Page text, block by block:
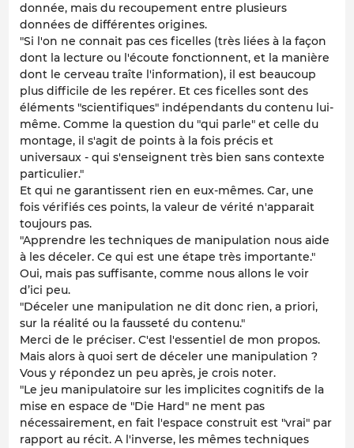
donnée, mais du recoupement entre plusieurs
données de différentes origines.
"Si l'on ne connait pas ces ficelles (très liées à la façon
dont la lecture ou l'écoute fonctionnent, et la manière
dont le cerveau traîte l'information), il est beaucoup
plus difficile de les repérer. Et ces ficelles sont des
éléments "scientifiques" indépendants du contenu lui-
même. Comme la question du "qui parle" et celle du
montage, il s'agit de points à la fois précis et
universaux - qui s'enseignent très bien sans contexte
particulier."
Et qui ne garantissent rien en eux-mêmes. Car, une
fois vérifiés ces points, la valeur de vérité n'apparait
toujours pas.
"Apprendre les techniques de manipulation nous aide
à les déceler. Ce qui est une étape très importante."
Oui, mais pas suffisante, comme nous allons le voir
d’ici peu.
"Déceler une manipulation ne dit donc rien, a priori,
sur la réalité ou la fausseté du contenu."
Merci de le préciser. C'est l'essentiel de mon propos.
Mais alors à quoi sert de déceler une manipulation ?
Vous y répondez un peu après, je crois noter.
"Le jeu manipulatoire sur les implicites cognitifs de la
mise en espace de "Die Hard" ne ment pas
nécessairement, en fait l'espace construit est "vrai" par
rapport au récit. A l'inverse, les mêmes techniques